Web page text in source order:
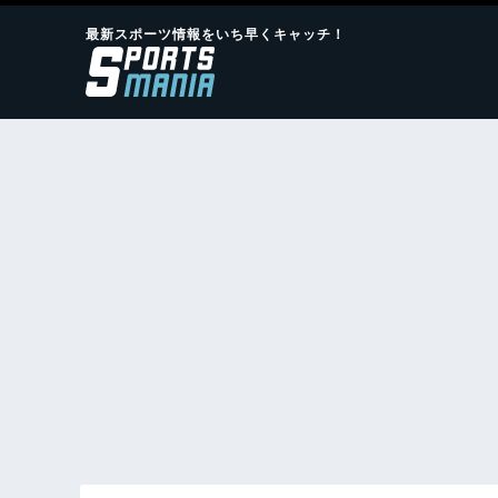
最新スポーツ情報をいち早くキャッチ！